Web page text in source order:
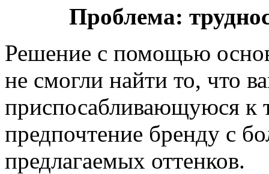
Проблема:
Решение с помощью
не смогли найти то, что
приспосабливающуюся к
предпочтение бренду с
предлагаемых оттенков.